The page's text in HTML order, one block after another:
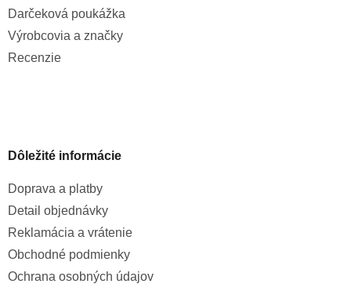
Darčeková poukážka
Výrobcovia a značky
Recenzie
Dôležité informácie
Doprava a platby
Detail objednávky
Reklamácia a vrátenie
Obchodné podmienky
Ochrana osobných údajov